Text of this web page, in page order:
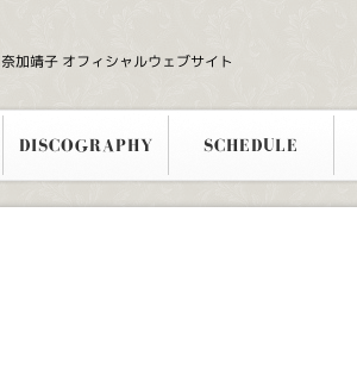
奈加靖子 オフィシャルウェブサイト
DISCOGRAPHY SCHEDULE